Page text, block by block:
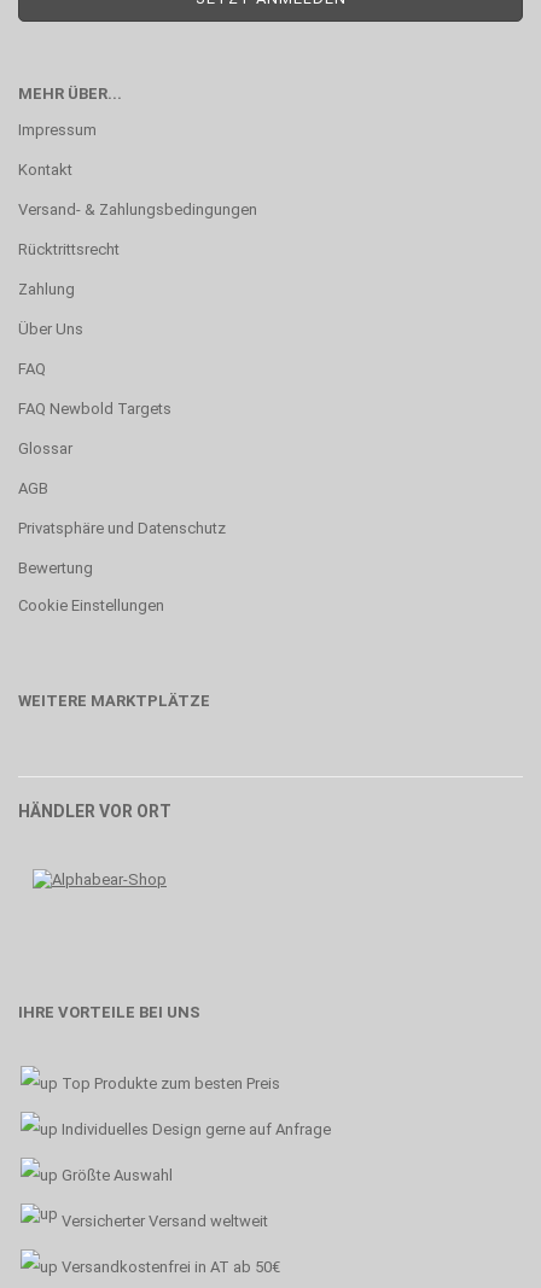
MEHR ÜBER...
Impressum
Kontakt
Versand- & Zahlungsbedingungen
Rücktrittsrecht
Zahlung
Über Uns
FAQ
FAQ Newbold Targets
Glossar
AGB
Privatsphäre und Datenschutz
Bewertung
Cookie Einstellungen
WEITERE MARKTPLÄTZE
HÄNDLER VOR ORT
IHRE VORTEILE BEI UNS
Top Produkte zum besten Preis
Individuelles Design gerne auf Anfrage
Größte Auswahl
Versicherter Versand weltweit
Versandkostenfrei in AT ab 50€